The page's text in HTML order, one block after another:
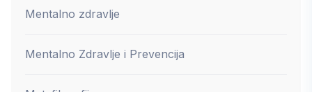
Mentalno zdravlje
Mentalno Zdravlje i Prevencija